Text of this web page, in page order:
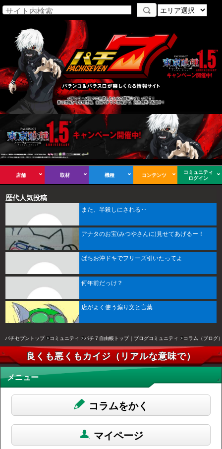
パチンコ・パチスロを楽しむための情報サイト パチ７！
新台情報から攻略情報、全国のチラシ情報まで、完全無料で配信中！
店舗 取材 機種 コンテンツ
コミュニティ
ログイン
歴代人気投稿
また、半殺しにされる‥
アナタのお宝(みつやさんに)見せてあげるー！
ぱちお沖ドキでフリーズ引いたってよ
何年前だっけ？
店がよく使う煽り文と言葉
パチセブントップ コミュニティ パチ７自由帳トップ｜ブログコミュニティ コラム（ブログ
良くも悪くもカイジ（リアルな意味で）
メニュー
コラムをかく
マイページ